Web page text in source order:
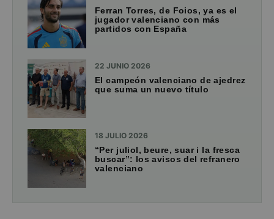
Ferran Torres, de Foios, ya es el
jugador valenciano con más
partidos con España
22 JUNIO 2026
El campeón valenciano de ajedrez
que suma un nuevo título
18 JULIO 2026
“Per juliol, beure, suar i la fresca
buscar”: los avisos del refranero
valenciano